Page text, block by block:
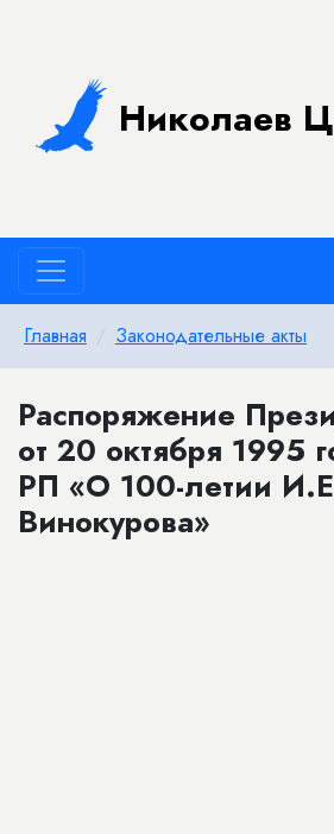
Николаев
Главная Законодательные акты
Распоряжение
от 20 октября 1995
РП «О 100-летии
Винокурова»